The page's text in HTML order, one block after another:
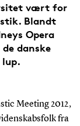
vært for
Blandt
Opera
danske
Meeting 2012,
fra